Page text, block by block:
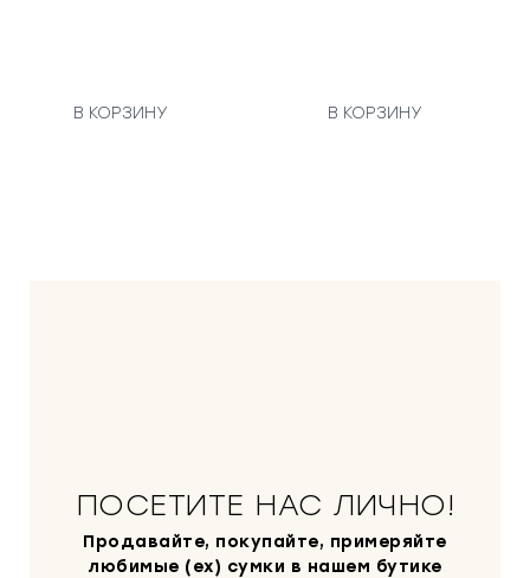
В КОРЗИНУ В КОРЗИНУ
ПОСЕТИТЕ НАС ЛИЧНО!
Продавайте, покупайте, примеряйте
любимые (ex) сумки в нашем бутике